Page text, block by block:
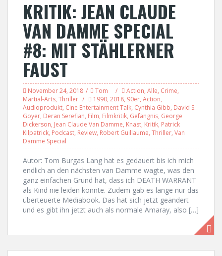
KRITIK: JEAN CLAUDE
VAN DAMME SPECIAL
#8: MIT STÄHLERNER
FAUST
November 24, 2018 Tom Action, Alle, Crime,
Martial-Arts, Thriller 1990, 2018, 90er, Action,
Audioprodukt, Cine Entertainment Talk, Cynthia Gibb, David S.
Goyer, Deran Serefian, Film, Filmkritik, Gefängnis, George
Dickerson, Jean Claude Van Damme, Knast, Kritik, Patrick
Kilpatrick, Podcast, Review, Robert Guillaume, Thriller, Van
Damme Special
Autor: Tom Burgas Lang hat es gedauert bis ich mich
endlich an den nächsten van Damme wagte, was den
ganz einfachen Grund hat, dass ich DEATH WARRANT
als Kind nie leiden konnte. Zudem gab es lange nur das
überteuerte Mediabook. Das hat sich jetzt geändert
und es gibt ihn jetzt auch als normale Amaray, also […]